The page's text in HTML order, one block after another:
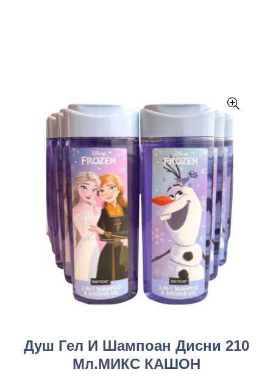
Душ Гел И Шампоан Дисни 210
Мл.МИКС КАШОН